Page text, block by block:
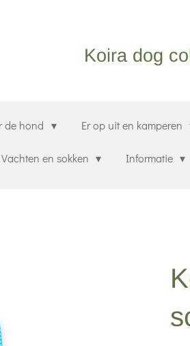
Koira dog
de hond Er op uit en kamperen
Vachten en sokken Informatie